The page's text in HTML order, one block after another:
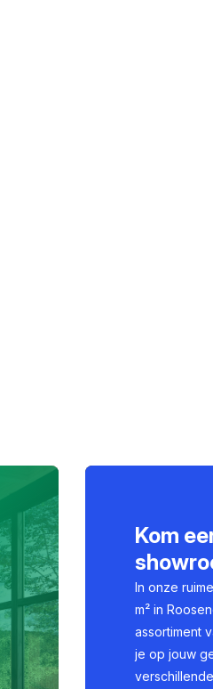
Kom
In onze
m² in
assortiment
je op jouw